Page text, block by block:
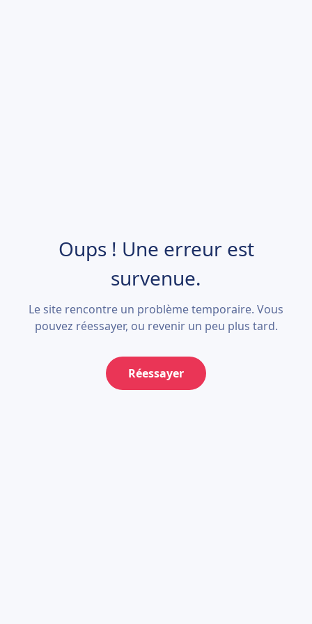
Oups ! Une erreur est
survenue.
Le site rencontre un problème temporaire. Vous
pouvez réessayer, ou revenir un peu plus tard.
Réessayer